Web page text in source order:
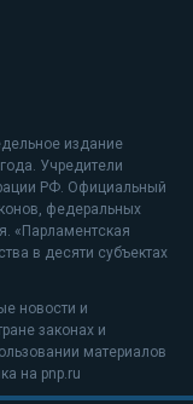
издание
Учредители
РФ. Официальный
федеральных
«Парламентская
в десяти субъектах
новости и
законах и
материалов
на pnp.ru